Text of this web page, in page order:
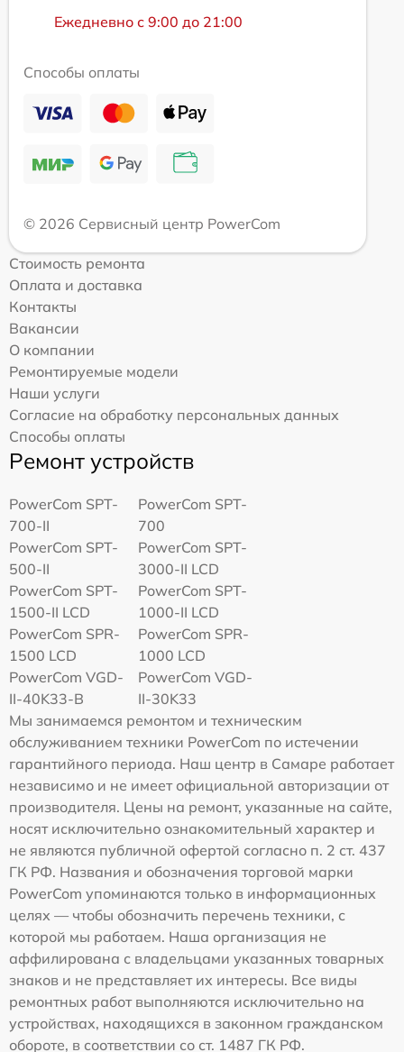
Ежедневно с 9:00 до 21:00
Способы оплаты
© 2026 Сервисный центр PowerCom
Стоимость ремонта
Оплата и доставка
Контакты
Вакансии
О компании
Ремонтируемые модели
Наши услуги
Согласие на обработку персональных данных
Способы оплаты
Ремонт устройств
PowerCom SPT-
700-II
PowerCom SPT-
700
PowerCom SPT-
500-II
PowerCom SPT-
3000-II LCD
PowerCom SPT-
1500-II LCD
PowerCom SPT-
1000-II LCD
PowerCom SPR-
1500 LCD
PowerCom SPR-
1000 LCD
PowerCom VGD-
II-40K33-B
PowerCom VGD-
II-30K33
Мы занимаемся ремонтом и техническим
обслуживанием техники PowerCom по истечении
гарантийного периода. Наш центр в Самаре работает
независимо и не имеет официальной авторизации от
производителя. Цены на ремонт, указанные на сайте,
носят исключительно ознакомительный характер и
не являются публичной офертой согласно п. 2 ст. 437
ГК РФ. Названия и обозначения торговой марки
PowerCom упоминаются только в информационных
целях — чтобы обозначить перечень техники, с
которой мы работаем. Наша организация не
аффилирована с владельцами указанных товарных
знаков и не представляет их интересы. Все виды
ремонтных работ выполняются исключительно на
устройствах, находящихся в законном гражданском
обороте, в соответствии со ст. 1487 ГК РФ.